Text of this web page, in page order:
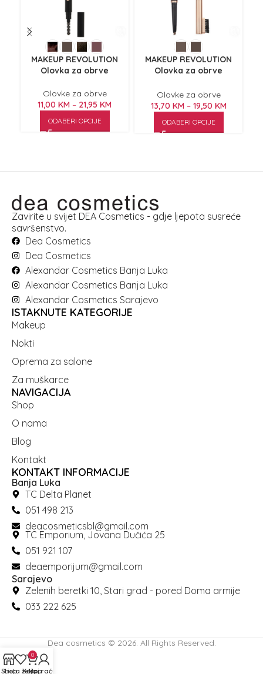
MAKEUP REVOLUTION
Olovka za obrve
Olovke za obrve
11,00 KM – 21,95 KM
ODABERI OPCIJE
MAKEUP REVOLUTION
Olovka za obrve
Olovke za obrve
13,70 KM– 19,50 KM
ODABERI OPCIJE
Zavirite u svijet DEA Cosmetics - gdje ljepota susreće
savršenstvo.
Dea Cosmetics
Dea Cosmetics
Alexandar Cosmetics Banja Luka
Alexandar Cosmetics Banja Luka
Alexandar Cosmetics Sarajevo
ISTAKNUTE KATEGORIJE
Makeup
Nokti
Oprema za salone
Za muškarce
NAVIGACIJA
Shop
O nama
Blog
Kontakt
KONTAKT INFORMACIJE
Banja Luka
TC Delta Planet
051 498 213
deacosmeticsbl@gmail.com
TC Emporium, Jovana Dučića 25
051 921 107
deaemporijum@gmail.com
Sarajevo
Zelenih beretki 10, Stari grad - pored Doma armije
033 222 625
Dea cosmetics © 2026. All Rights Reserved.
Shop
Lista želja
0
Korpa
Moj račun